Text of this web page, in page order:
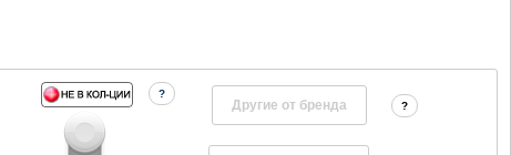
?
Другие от бренда ?